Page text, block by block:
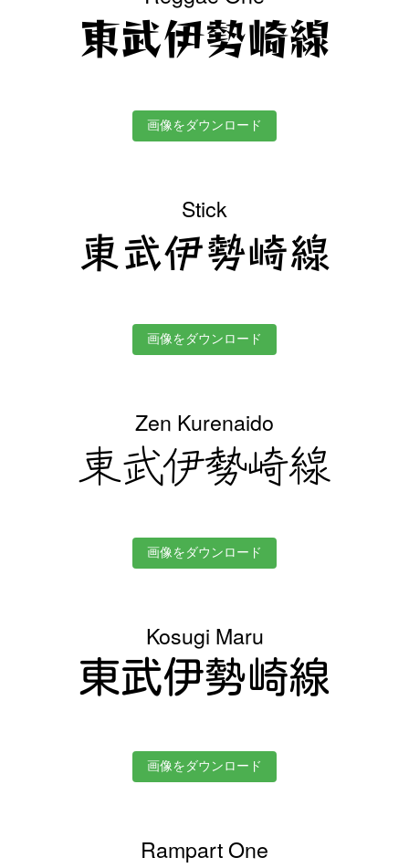
東武伊勢崎線
画像をダウンロード
Stick
東武伊勢崎線
画像をダウンロード
Zen Kurenaido
東武伊勢崎線
画像をダウンロード
Kosugi Maru
東武伊勢崎線
画像をダウンロード
Rampart One